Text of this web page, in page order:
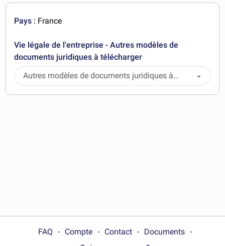
Pays : France
Vie légale de l'entreprise - Autres modèles de
documents juridiques à télécharger
Autres modèles de documents juridiques à
télécharger
FAQ Compte Contact
Documents